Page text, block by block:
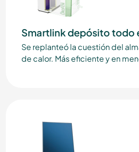
Smartlink depósito todo
Se replanteó la cuestión del
de calor. Más eficiente y en